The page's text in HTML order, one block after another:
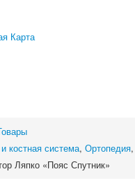
Карта
костная система, Ортопедия,
Ляпко «Пояс Спутник»